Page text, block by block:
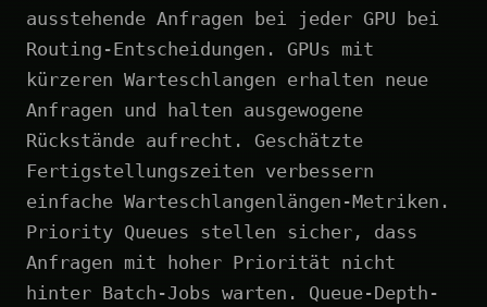
ausstehende Anfragen bei jeder GPU bei
Routing-Entscheidungen. GPUs mit
kürzeren Warteschlangen erhalten neue
Anfragen und halten ausgewogene
Rückstände aufrecht. Geschätzte
Fertigstellungszeiten verbessern
einfache Warteschlangenlängen-Metriken.
Priority Queues stellen sicher, dass
Anfragen mit hoher Priorität nicht
hinter Batch-Jobs warten. Queue-Depth-